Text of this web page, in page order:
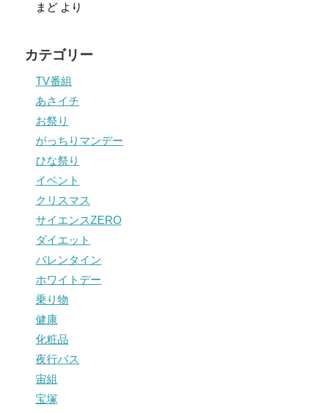
まど より
カテゴリー
TV番組
あさイチ
お祭り
がっちりマンデー
ひな祭り
イベント
クリスマス
サイエンスZERO
ダイエット
バレンタイン
ホワイトデー
乗り物
健康
化粧品
夜行バス
宙組
宝塚